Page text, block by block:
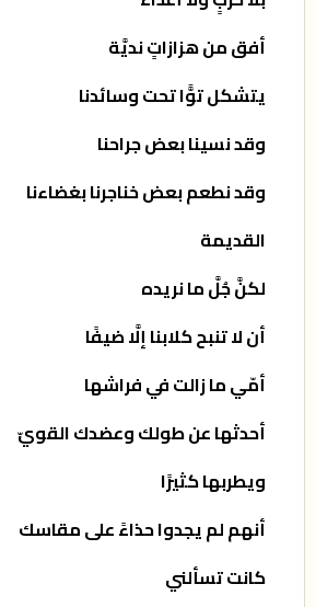
أفق من هزازاتٍ نديَّة
يتشكل توًّا تحت وسائدنا
وقد نسينا بعض جراحنا
وقد نطعم بعض خناجرنا بغضاءنا
القديمة
لكنَّ جُلَّ ما نريده
أن لا تنبح كلابنا إلَّا ضيفًا
أمّي ما زالت في فراشها
أحدثها عن طولك وعضدك القويّ
ويطربها كثيرًا
أنهم لم يجدوا حذاءً على مقاسك
كانت تسألني